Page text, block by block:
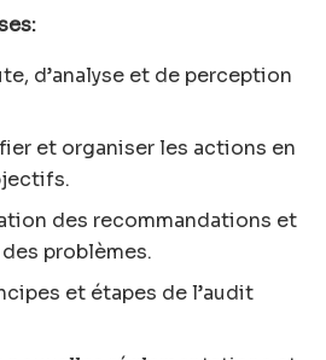
d’analyse et de perception
et organiser les actions en
des recommandations et
problèmes.
et étapes de l’audit